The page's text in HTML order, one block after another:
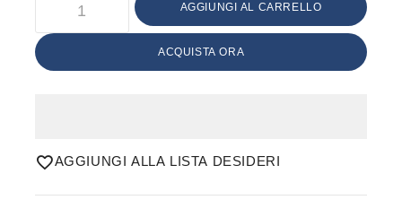
AGGIUNGI AL CARRELLO
ACQUISTA ORA
AGGIUNGI ALLA LISTA DESIDERI